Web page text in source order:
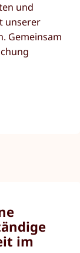
und
unserer
Gemeinsam
im